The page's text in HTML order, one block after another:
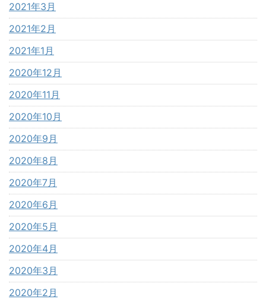
2021年3月
2021年2月
2021年1月
2020年12月
2020年11月
2020年10月
2020年9月
2020年8月
2020年7月
2020年6月
2020年5月
2020年4月
2020年3月
2020年2月